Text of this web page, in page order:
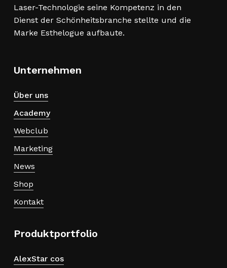
Laser-Technologie seine Kompetenz in den
Dienst der Schönheitsbranche stellte und die
Marke Esthelogue aufbaute.
Unternehmen
Über uns
Academy
Webclub
Marketing
News
Shop
Kontakt
Produktportfolio
AlexStar cos